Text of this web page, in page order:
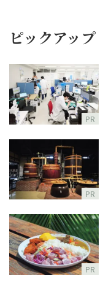
ピックアップ
PR
PR
PR